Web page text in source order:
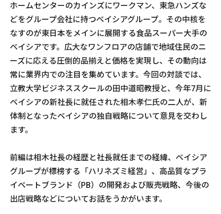
ホームセンターのカインズにワークマン、東急ハンズな
どをグループ会社に持つベイシアグループ。その中核を
なすのが東日本をメインに展開する食品スーパー大手の
ベイシアです。広大なワンフロアの店舗で地域住民のニ
ーズに応える圧倒的品揃えと価格を実現し、その動向は
常に業界内での注目を集めています。今回の対談では、
立教大学ビジネススクールの田中道昭教授と、今年7月に
ベイシアの新社長に就任された相木孝仁氏の二人が、新
体制となったベイシアの独自戦略について意見を交わし
ます。
前編は相木社長の経歴と社長就任までの経緯、ベイシア
グループが標榜する「ハリネズミ経営」、高品質なプラ
イベートブランド（PB）の開発および販売戦略、今後の
出店戦略などについてお話をうかがいます。